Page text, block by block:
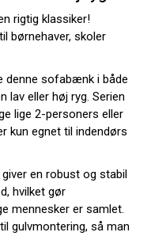
rigtig klassiker!
børnehaver, skoler
denne sofabænk i både
lav eller høj ryg. Serien
lige 2-personers eller
kun egnet til indendørs
en robust og stabil
hvilket gør
mennesker er samlet.
gulvmontering, så man